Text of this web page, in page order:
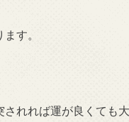
す。
れれば運が良くても